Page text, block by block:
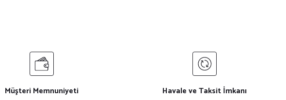
Müşteri Memnuniyeti Havale ve Taksit İmkanı